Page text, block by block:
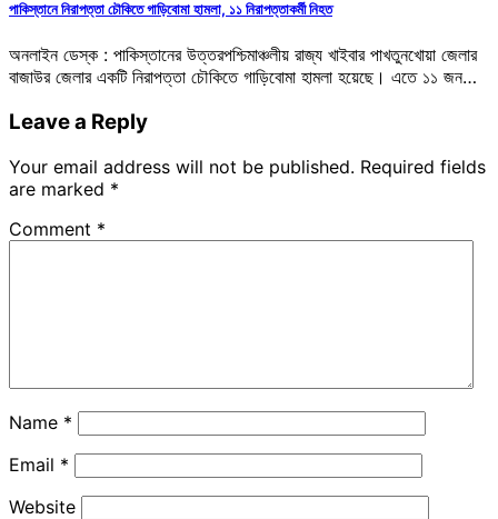
পাকিস্তানে নিরাপত্তা চৌকিতে গাড়িবোমা হামলা, ১১ নিরাপত্তাকর্মী নিহত
অনলাইন ডেস্ক : পাকিস্তানের উত্তরপশ্চিমাঞ্চলীয় রাজ্য খাইবার পাখতুনখোয়া জেলার
বাজাউর জেলার একটি নিরাপত্তা চৌকিতে গাড়িবোমা হামলা হয়েছে। এতে ১১ জন…
Leave a Reply
Your email address will not be published. Required fields
are marked *
Comment *
Name *
Email *
Website